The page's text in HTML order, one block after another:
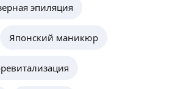
эпиляция
Японский маникюр